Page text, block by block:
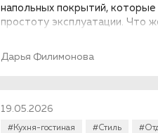
напольных покрытий, которые
простоту эксплуатации. Что
Дарья Филимонова
19.05.2026
#Кухня-гостиная #Стиль